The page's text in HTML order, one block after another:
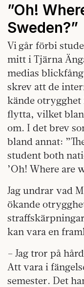
”Oh!
Sweden?”
Vi går förbi
mitt i Tjärna
medias
skrev att de
kände otrygghet
flytta, vilket
om. I det brev
bland annat:
student both
’Oh! Where are
Jag undrar vad
ökande
kan vara en
– Jag tror på
Att vara i
semester. Det